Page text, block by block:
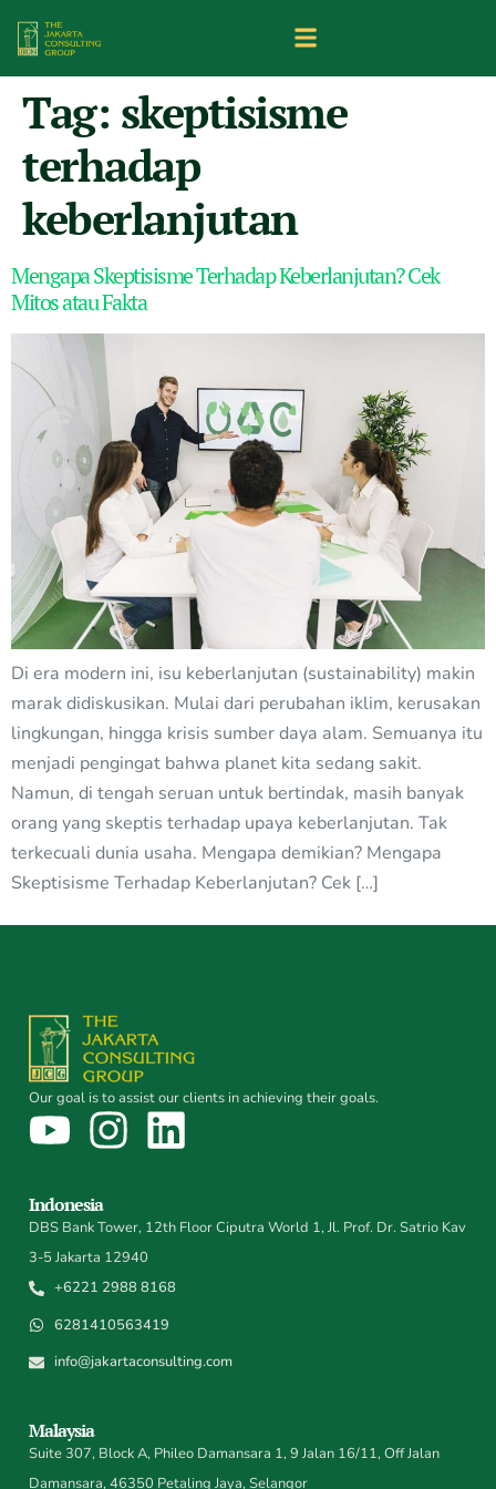
Tag: skeptisisme
terhadap
keberlanjutan
Mengapa Skeptisisme Terhadap Keberlanjutan? Cek
Mitos atau Fakta
Di era modern ini, isu keberlanjutan (sustainability) makin
marak didiskusikan. Mulai dari perubahan iklim, kerusakan
lingkungan, hingga krisis sumber daya alam. Semuanya itu
menjadi pengingat bahwa planet kita sedang sakit.
Namun, di tengah seruan untuk bertindak, masih banyak
orang yang skeptis terhadap upaya keberlanjutan. Tak
terkecuali dunia usaha. Mengapa demikian? Mengapa
Skeptisisme Terhadap Keberlanjutan? Cek […]
Our goal is to assist our clients in achieving their goals.
Indonesia
DBS Bank Tower, 12th Floor Ciputra World 1, Jl. Prof. Dr. Satrio Kav
3-5 Jakarta 12940
+6221 2988 8168
6281410563419
info@jakartaconsulting.com
Malaysia
Suite 307, Block A, Phileo Damansara 1, 9 Jalan 16/11, Off Jalan
Damansara, 46350 Petaling Jaya, Selangor